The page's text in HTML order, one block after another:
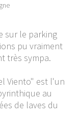
sur le parking
pu vraiment
très sympa.
Viento" est l'un
au
de laves du